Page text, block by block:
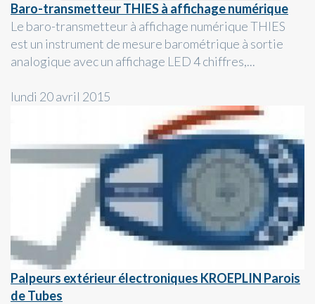
Baro-transmetteur THIES à affichage numérique
Le baro-transmetteur à affichage numérique THIES
est un instrument de mesure barométrique à sortie
analogique avec un affichage LED 4 chiffres,...
lundi 20 avril 2015
Palpeurs extérieur électroniques KROEPLIN Parois
de Tubes